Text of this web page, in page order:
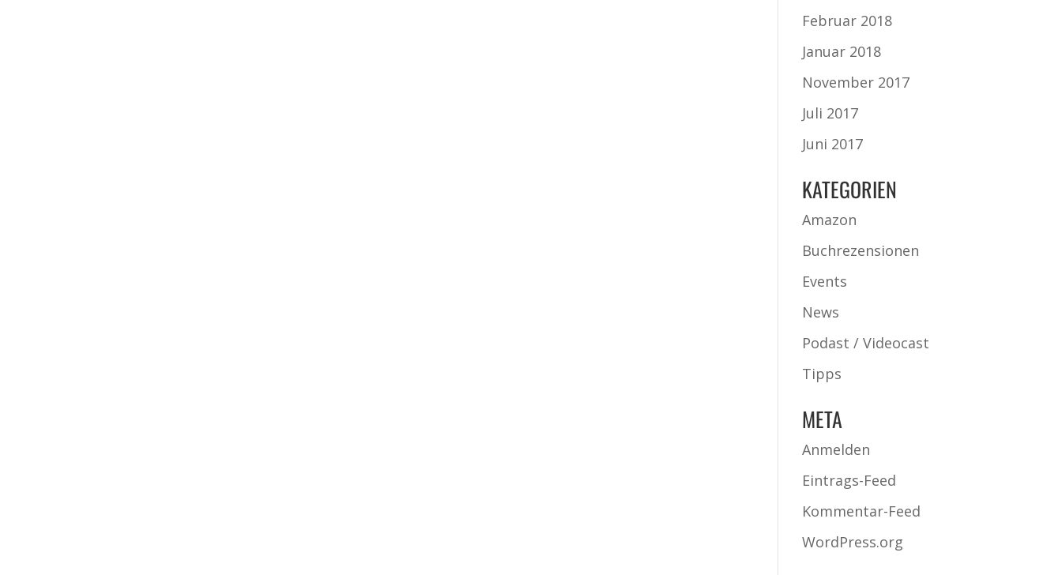
Februar 2018
Januar 2018
November 2017
Juli 2017
Juni 2017
KATEGORIEN
Amazon
Buchrezensionen
Events
News
Podast / Videocast
Tipps
META
Anmelden
Eintrags-Feed
Kommentar-Feed
WordPress.org